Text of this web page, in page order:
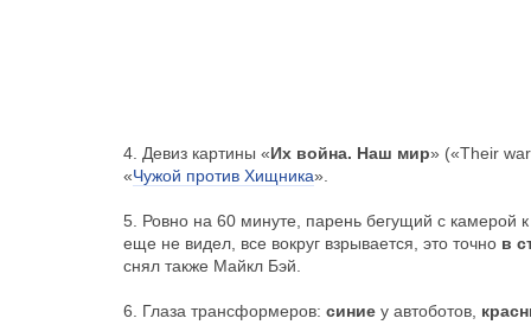
4. Девиз картины «Их война. Наш мир» («Their
«Чужой против Хищника».
5. Ровно на 60 минуте, парень бегущий с камерой
еще не видел, все вокруг взрывается, это точно в
снял также Майкл Бэй.
6. Глаза трансформеров: cиниеу автоботов,